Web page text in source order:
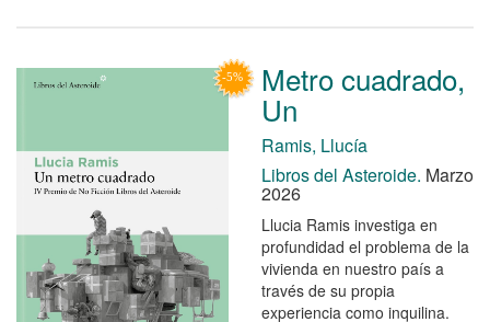
Metro cuadrado,
Un
Ramis, Llucía
Libros del Asteroide. Marzo
2026
Llucia Ramis investiga en
profundidad el problema de la
vivienda en nuestro país a
través de su propia
experiencia como inquilina.